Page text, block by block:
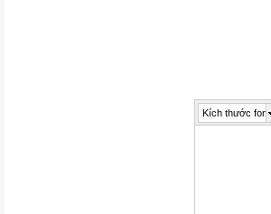
Kích thước font